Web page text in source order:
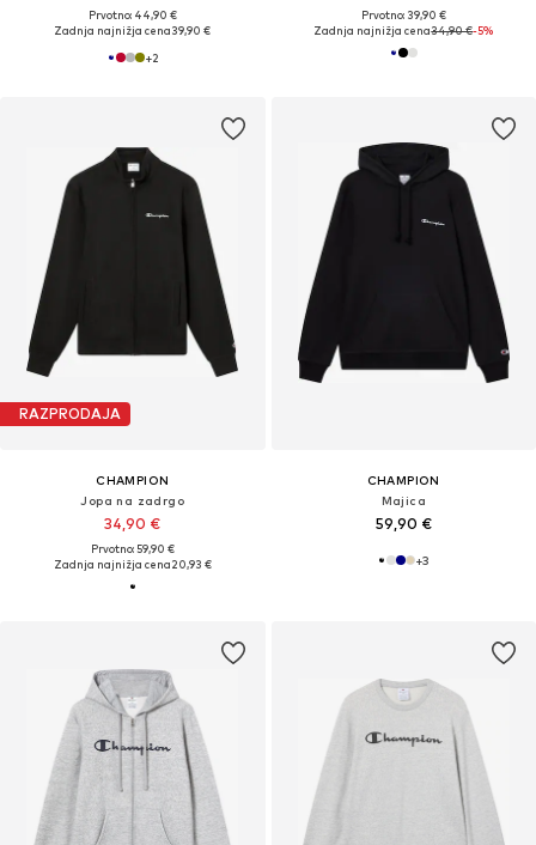
Prvotno: 44,90 €
Zadnja najnižja cena39,90 €
+2
Prvotno: 39,90 €
Zadnja najnižja cena34,90 €-5%
RAZPRODAJA
CHAMPION
Jopa na zadrgo
34,90 €
Prvotno: 59,90 €
Zadnja najnižja cena20,93 €
CHAMPION
Majica
59,90 €
+3